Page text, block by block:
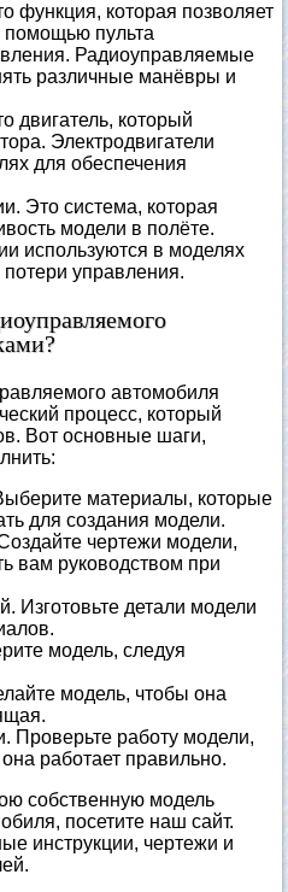
функция, которая позволяет
помощью пульта
Радиоуправляемые
различные манёвры и
двигатель, который
Электродвигатели
для обеспечения
Это система, которая
модели в полёте.
используются в моделях
управления.
автомобиля
процесс, который
Вот основные шаги,
материалы, которые
для создания модели.
чертежи модели,
вам руководством при
Изготовьте детали модели
модель, следуя
модель, чтобы она
Проверьте работу модели,
работает правильно.
собственную модель
посетите наш сайт.
инструкции, чертежи и